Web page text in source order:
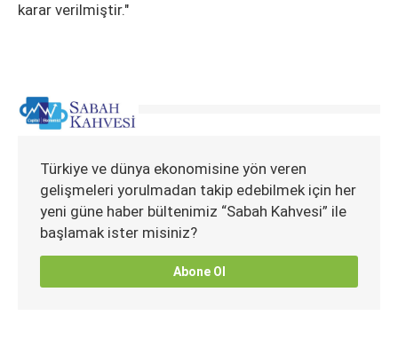
karar verilmiştir."
Türkiye ve dünya ekonomisine yön veren
gelişmeleri yorulmadan takip edebilmek için her
yeni güne haber bültenimiz “Sabah Kahvesi” ile
başlamak ister misiniz?
Abone Ol